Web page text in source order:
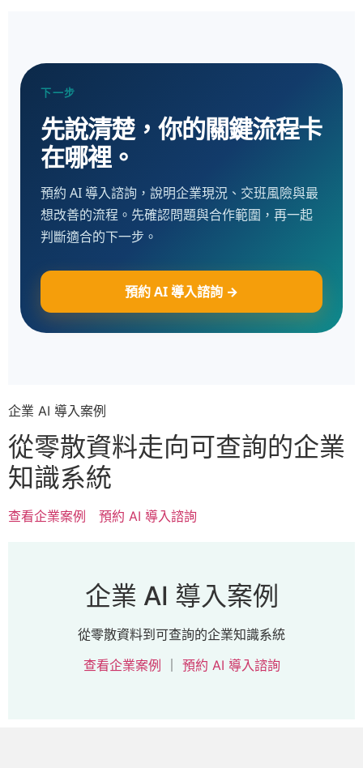
下一步
先說清楚，你的關鍵流程卡
在哪裡。
預約 AI 導入諮詢，說明企業現況、交班風險與最
想改善的流程。先確認問題與合作範圍，再一起
判斷適合的下一步。
預約 AI 導入諮詢 →
企業 AI 導入案例
從零散資料走向可查詢的企業
知識系統
查看企業案例 預約 AI 導入諮詢
企業 AI 導入案例
從零散資料到可查詢的企業知識系統
查看企業案例
預約 AI 導入諮詢